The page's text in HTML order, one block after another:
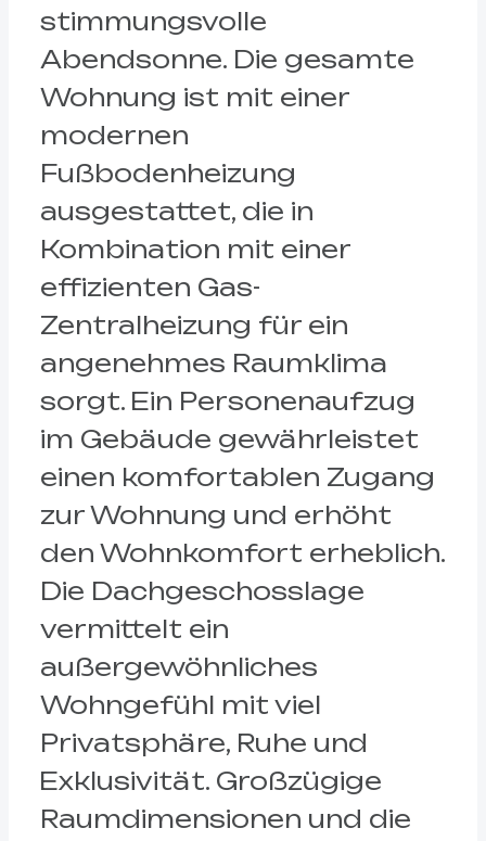
stimmungsvolle
Abendsonne. Die gesamte
Wohnung ist mit einer
modernen
Fußbodenheizung
ausgestattet, die in
Kombination mit einer
effizienten Gas-
Zentralheizung für ein
angenehmes Raumklima
sorgt. Ein Personenaufzug
im Gebäude gewährleistet
einen komfortablen Zugang
zur Wohnung und erhöht
den Wohnkomfort erheblich.
Die Dachgeschosslage
vermittelt ein
außergewöhnliches
Wohngefühl mit viel
Privatsphäre, Ruhe und
Exklusivität. Großzügige
Raumdimensionen und die